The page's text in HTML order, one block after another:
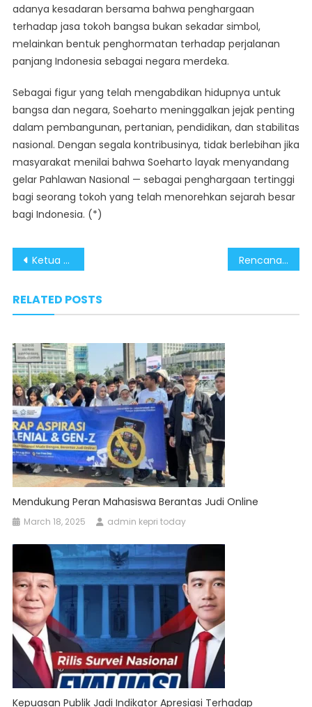
adanya kesadaran bersama bahwa penghargaan
terhadap jasa tokoh bangsa bukan sekadar simbol,
melainkan bentuk penghormatan terhadap perjalanan
panjang Indonesia sebagai negara merdeka.
Sebagai figur yang telah mengabdikan hidupnya untuk
bangsa dan negara, Soeharto meninggalkan jejak penting
dalam pembangunan, pertanian, pendidikan, dan stabilitas
nasional. Dengan segala kontribusinya, tidak berlebihan jika
masyarakat menilai bahwa Soeharto layak menyandang
gelar Pahlawan Nasional — sebagai penghargaan tertinggi
bagi seorang tokoh yang telah menorehkan sejarah besar
bagi Indonesia. (*)
Post
Ketua MPR RI: Tak Ada Hal Lain Yang Menghalangi Soeharto untuk Mendapatkan Gelar Pahlawan Nasional Rencana Penetapan Soeharto Sebagai Pahlawan Nasional Sudah Sesuai Prosedur Dan Ketentuan Yang Berlaku
RELATED POSTS
Mendukung Peran Mahasiswa Berantas Judi Online
March 18, 2025 admin kepri today
Kepuasan Publik Jadi Indikator Apresiasi Terhadap